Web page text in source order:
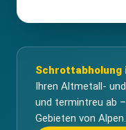
Schrottabholung
Ihren Altmetall-
und termintreu ab
Gebieten von Alpen.